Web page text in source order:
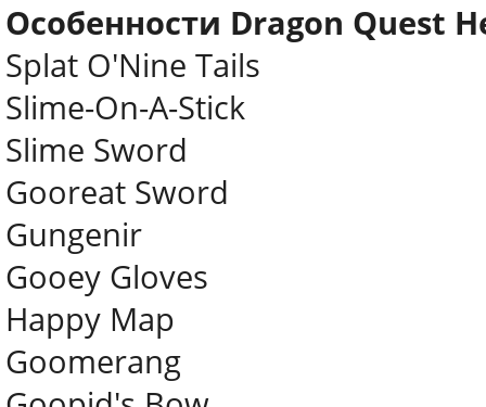
Особенности Dragon Quest
Splat O'Nine Tails
Slime-On-A-Stick
Slime Sword
Gooreat Sword
Gungenir
Gooey Gloves
Happy Map
Goomerang